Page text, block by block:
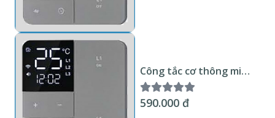
Công tắc cơ thông minh
Wifi KNX Smart Home 1
kênh, hiển thị nhiệt độ
chuẩn EU
590.000 đ